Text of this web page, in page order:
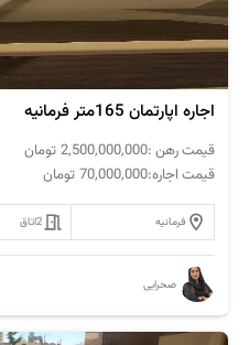
اجاره اپارتمان 165متر فرمانیه
قیمت رهن :2,500,000,000 تومان
قیمت اجاره:70,000,000 تومان
فرمانیه 2اتاق
صحرایی